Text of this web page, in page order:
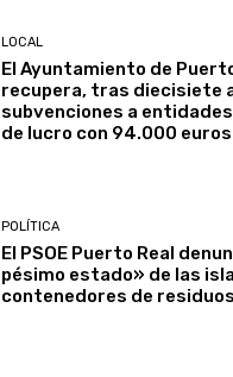
LOCAL
El Ayuntamiento de
recupera, tras diecisiete
subvenciones a
de lucro con 94.000 euros
POLÍTICA
El PSOE Puerto Real
pésimo estado» de las
contenedores de residuos